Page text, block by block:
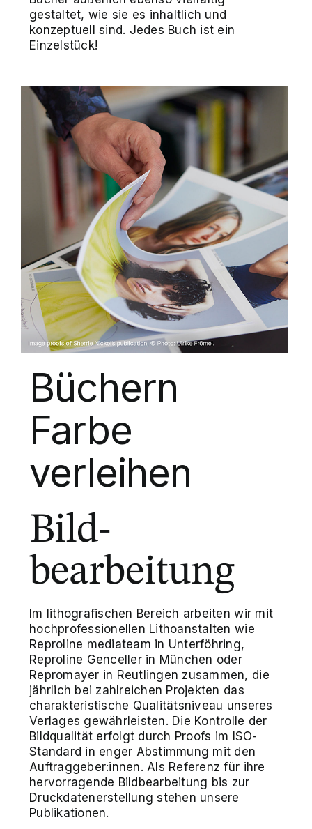
gestaltet, wie sie es inhaltlich und
konzeptuell sind. Jedes Buch ist ein
Einzelstück!
Büchern
Farbe
verleihen
Bild-
bearbeitung
Im lithografischen Bereich arbeiten wir mit
hochprofessionellen Lithoanstalten wie
Reproline mediateam in Unterföhring,
Reproline Genceller in München oder
Repromayer in Reutlingen zusammen, die
jährlich bei zahlreichen Projekten das
charakteristische Qualitätsniveau unseres
Verlages gewährleisten. Die Kontrolle der
Bildqualität erfolgt durch Proofs im ISO-
Standard in enger Abstimmung mit den
Auftraggeber:innen. Als Referenz für ihre
hervorragende Bildbearbeitung bis zur
Druckdatenerstellung stehen unsere
Publikationen.